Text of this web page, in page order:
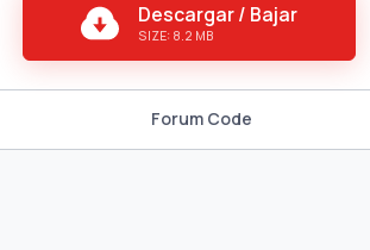
Descargar / Bajar
SIZE: 8.2 MB
Forum Code